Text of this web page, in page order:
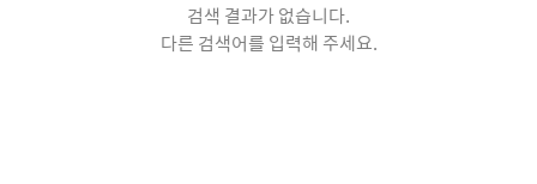
검색 결과가 없습니다.
다른 검색어를 입력해 주세요.